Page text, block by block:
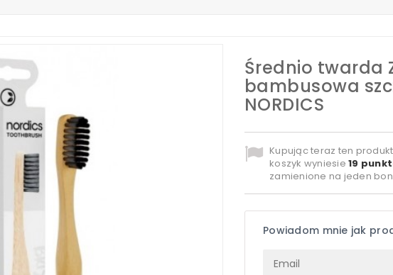
Średnio twarda Z
bambusowa
NORDICS
Kupując teraz ten
koszyk wyniesie19
zamienione na jeden
Powiadom mnie jak